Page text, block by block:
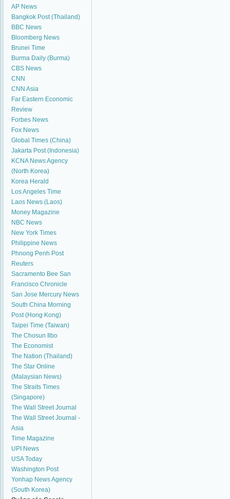
AP News
Bangkok Post (Thailand)
BBC News
Bloomberg News
Brunei Time
Burma Daily (Burma)
CBS News
CNN
CNN Asia
Far Eastern Economic
Review
Forbes News
Fox News
Global Times (China)
Jakarta Post (Indonesia)
KCNA News Agency
(North Korea)
Korea Herald
Los Angeles Time
Laos News (Laos)
Money Magazine
NBC News
New York Times
Philippine News
Phnong Penh Post
Reuters
Sacramento Bee San
Francisco Chronicle
San Jose Mercury News
South China Morning
Post (Hong Kong)
Taipei Time (Taiwan)
The Chosun Ilbo
The Economist
The Nation (Thailand)
The Star Online
(Malaysian News)
The Straits Times
(Singapore)
The Wall Street Journal
The Wall Street Journal -
Asia
Time Magazine
UPI News
USA Today
Washington Post
Yonhap News Agency
(South Korea)